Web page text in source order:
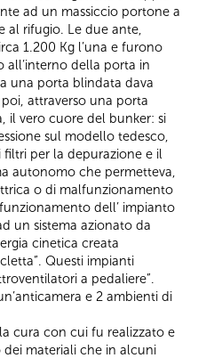
ad un massiccio portone a
al rifugio. Le due ante,
1.200 Kg l’una e furono
all’interno della porta in
una porta blindata dava
attraverso una porta
il vero cuore del bunker: si
sul modello tedesco,
per la depurazione e il
autonomo che permetteva,
o di malfunzionamento
dell’ impianto
un sistema azionato da
cinetica creata
Questi impianti
a pedaliere”.
e 2 ambienti di
cura con cui fu realizzato e
dei materiali che in alcuni